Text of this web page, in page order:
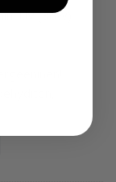
UV (36W)